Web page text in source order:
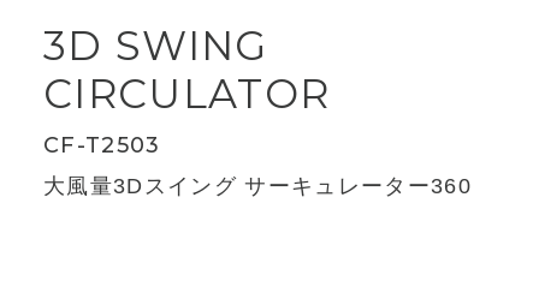
3D SWING
CIRCULATOR
CF-T2503
大風量3Dスイング サーキュレーター360